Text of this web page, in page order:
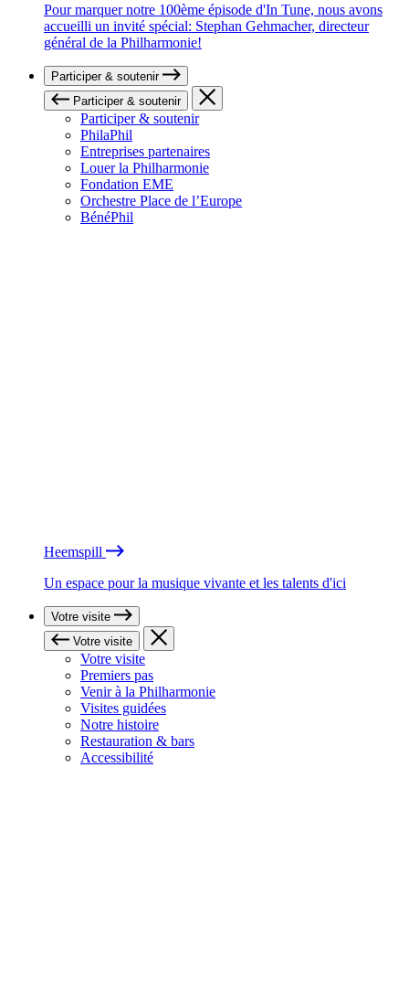
Pour marquer notre 100ème épisode d'In Tune, nous avons
accueilli un invité spécial: Stephan Gehmacher, directeur
général de la Philharmonie!
Participer & soutenir
Participer & soutenir
Participer & soutenir
PhilaPhil
Entreprises partenaires
Louer la Philharmonie
Fondation EME
Orchestre Place de l’Europe
BénéPhil
Heemspill
Un espace pour la musique vivante et les talents d'ici
Votre visite
Votre visite
Votre visite
Premiers pas
Venir à la Philharmonie
Visites guidées
Notre histoire
Restauration & bars
Accessibilité